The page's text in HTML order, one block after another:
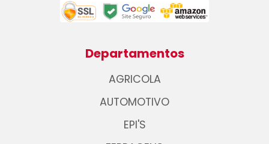
Departamentos
AGRICOLA
AUTOMOTIVO
EPI'S